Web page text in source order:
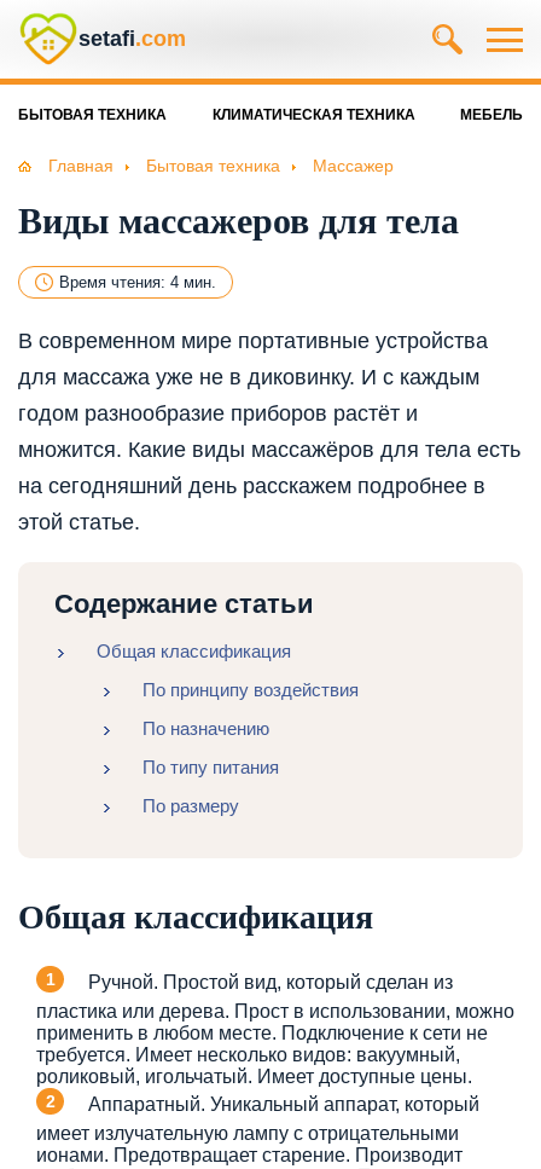
setafi.com
БЫТОВАЯ ТЕХНИКА КЛИМАТИЧЕСКАЯ ТЕХНИКА МЕБЕЛЬ
Главная Бытовая техника Массажер
Виды массажеров для тела
Время чтения: 4 мин.
В современном мире портативные устройства
для массажа уже не в диковинку. И с каждым
годом разнообразие приборов растёт и
множится. Какие виды массажёров для тела есть
на сегодняшний день расскажем подробнее в
этой статье.
Содержание статьи
Общая классификация
По принципу воздействия
По назначению
По типу питания
По размеру
Общая классификация
Ручной. Простой вид, который сделан из
пластика или дерева. Прост в использовании, можно
применить в любом месте. Подключение к сети не
требуется. Имеет несколько видов: вакуумный,
роликовый, игольчатый. Имеет доступные цены.
Аппаратный. Уникальный аппарат, который
имеет излучательную лампу с отрицательными
ионами. Предотвращает старение. Производит